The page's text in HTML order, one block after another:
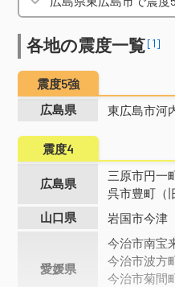
各地の震度一覧[1]
震度5強
広島県
東広島市河
震度4
広島県
三原市円一
呉市豊町（
山口県
岩国市今津
愛媛県
今治市南宝
今治市波方
今治市菊間